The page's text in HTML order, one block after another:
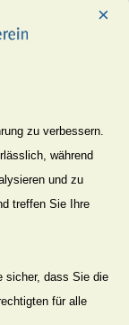
und
1.250
zu
Spaten
×
zu verbessern.
während
und zu
treffen Sie Ihre
sicher, dass Sie die
für alle